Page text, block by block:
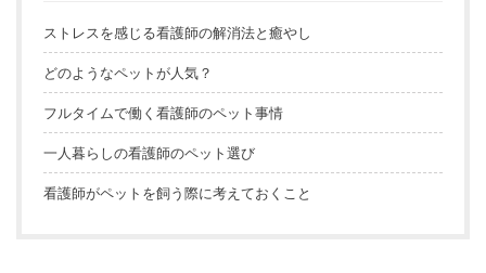
ストレスを感じる看護師の解消法と癒やし
どのようなペットが人気？
フルタイムで働く看護師のペット事情
一人暮らしの看護師のペット選び
看護師がペットを飼う際に考えておくこと